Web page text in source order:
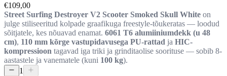
€109,00
Street Surfing Destroyer V2 Scooter Smoked Skull White on
julge stiliseeritud kolpade graafikuga freestyle-tõukeratas — loodud
sõitjatele, kes nõuavad enamat. 6061 T6 alumiiniumdekk (u 48
cm), 110 mm kõrge vastupidavusega PU-rattad ja HIC-
kompressioon tagavad iga triki ja grinditaolise soorituse — sobib 8-
aastastele ja vanematele (kuni 100 kg).
1